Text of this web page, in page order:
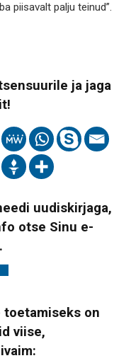
piisavalt palju teinud”.
ja jaga
uudiskirjaga,
otse Sinu e-
toetamiseks on
viise,